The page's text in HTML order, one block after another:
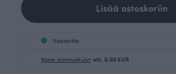
Lisää ostoskoriin
Saatavilla
Katso toimituskulut alk. 0.00 EUR